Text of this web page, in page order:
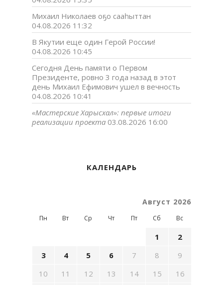
Михаил Николаев оҕо сааһыттан
04.08.2026 11:32
В Якутии еще один Герой России!
04.08.2026 10:45
Сегодня День памяти о Первом
Президенте, ровно 3 года назад в этот
день Михаил Ефимович ушел в вечность
04.08.2026 10:41
«Мастерские Харысхал»: первые итоги
реализации проекта 03.08.2026 16:00
КАЛЕНДАРЬ
Август 2026
Пн Вт Ср Чт Пт Сб Вс
1
2
3
4 5 6 7 8
9
10
11 12 13 14 15
16